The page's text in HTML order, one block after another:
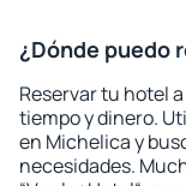
¿Dónde puedo
Reservar tu hotel
tiempo y dinero.
en Michelica y
necesidades.